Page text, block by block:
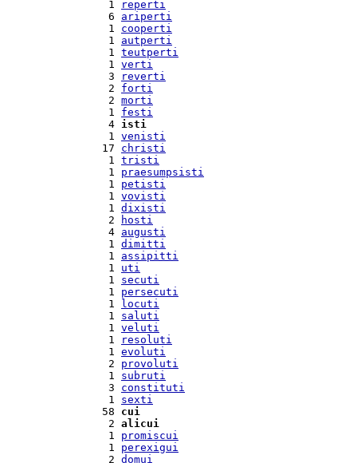
  1
reperti
  6
ariperti
  1
cooperti
  1
autperti
  1
teutperti
  1
verti
  3
reverti
  2
forti
  2
morti
  1
festi
  4
isti
  1
venisti
17 christi
  1
tristi
  1
praesumpsisti
  1
petisti
  1
vovisti
  1
dixisti
  2
hosti
  4
augusti
  1
dimitti
  1
assipitti
  1
uti
  1
secuti
  1
persecuti
  1
locuti
  1
saluti
  1
veluti
  1
resoluti
  1
evoluti
  2
provoluti
  1
subruti
  3
constituti
  1
sexti
58 cui
  2
alicui
  1
promiscui
  1
perexigui
  2
domui